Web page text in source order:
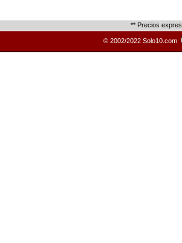
** Precios
© 2002/2022 Solo10.com